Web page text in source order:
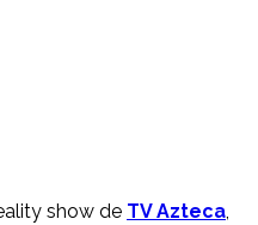
show de TV Azteca